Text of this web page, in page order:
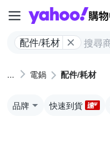
配件/耗材
電鍋 配件/耗材
品牌 快速到貨